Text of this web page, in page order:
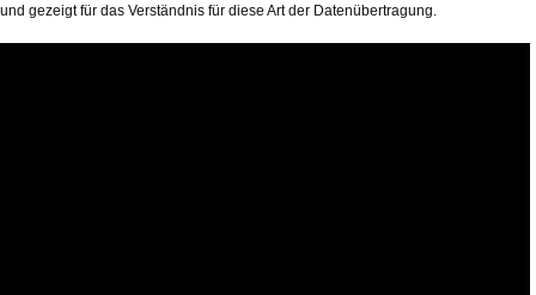
und gezeigt für das Verständnis für diese Art der Datenübertragung.